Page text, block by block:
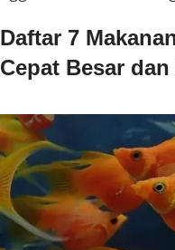
Daftar 7
Cepat Besar